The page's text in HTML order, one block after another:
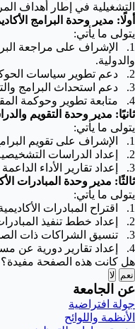
التشغيلية في إطار أهداف
أولًا: مدير وحدة البرامج
يتولى ما يأتي:
1. الإشراف على مراجعة
والدولية.
2. دعم تطوير سياسات الحوكمة الأكاديمية للبرامج.
3. دعم استحداث البرامج والتخصصات.
4. متابعة تطوير وحوكمة المقررات العامة.
ثانيًا: مدير وحدة التقويم
يتولى ما يأتي:
1. الإشراف على تقويم البرامج ونواتج التعلم وفق المعايير المعتمدة.
2. إعداد الدراسات التشخيصية وتحليل الفجوات.
3. إعداد تقارير الأداء الداعمة للتحسين واتخاذ القرار.
ثالثًا: مدير وحدة المبادرات
يتولى ما يأتي:
1. اقتراح المبادرات الأكاديمية النوعية الداعمة لجودة البرامج.
2. إعداد خطط تنفيذ المبادرات ومتابعة استدامتها.
3. تنسيق الشراكات ذات الصلة بالمبادرات.
4. إعداد تقارير دورية عن مستوى التنفيذ والأثر.
هل كانت هذه الصفحة مفيدة؟
نعم لا
عن الجامعة
جولة افتراضية
الأنظمة واللوائح